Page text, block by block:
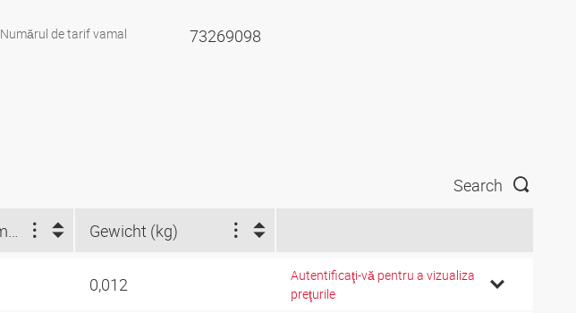
Numărul de tarif vamal 73269098
Search
Gewicht (kg)
0,012
Autentificaţi-vă pentru a vizualiza
preţurile